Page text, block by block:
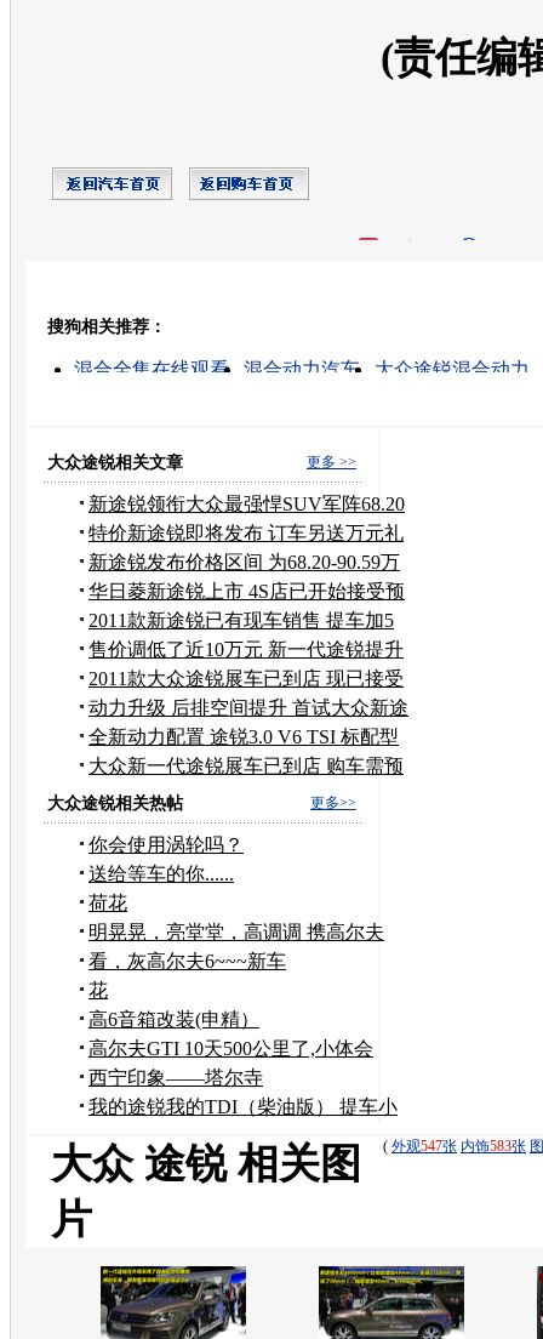
(责任编
搜狗相关推荐：
混合全集在线观看 混合动力汽车
大众途锐混合动力
更多 >>
大众途锐相关文章
新途锐领衔大众最强悍SUV军阵68.20
万起售
特价新途锐即将发布 订车另送万元礼
包
新途锐发布价格区间 为68.20-90.59万
元
华日菱新途锐上市 4S店已开始接受预
订
2011款新途锐已有现车销售 提车加5
千元
售价调低了近10万元 新一代途锐提升
舒适
2011款大众途锐展车已到店 现已接受
预订
动力升级 后排空间提升 首试大众新途
锐
全新动力配置 途锐3.0 V6 TSI 标配型
大众新一代途锐展车已到店 购车需预
定
更多>>
大众途锐相关热帖
你会使用涡轮吗？
送给等车的你......
荷花
明晃晃，亮堂堂，高调调 携高尔夫
1.4t报到来啦
看，灰高尔夫6~~~新车
花
高6音箱改装(申精）
高尔夫GTI 10天500公里了,小体会
西宁印象——塔尔寺
我的途锐我的TDI（柴油版） 提车小
( 外观547张 内饰583张
大众 途锐 相关图
片